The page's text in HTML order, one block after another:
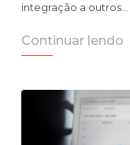
integração a outros…
Continuar lendo